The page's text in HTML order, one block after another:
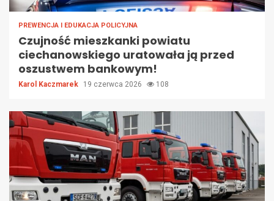
PREWENCJA I EDUKACJA POLICYJNA
Czujność mieszkanki powiatu
ciechanowskiego uratowała ją przed
oszustwem bankowym!
Karol Kaczmarek 19 czerwca 2026 108